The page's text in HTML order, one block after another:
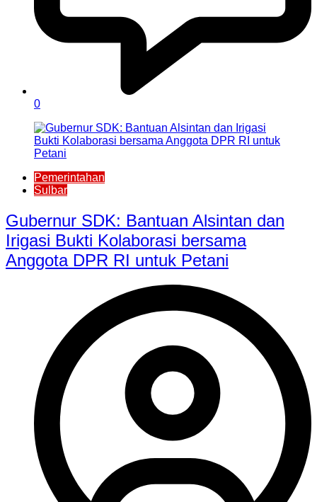
0
Pemerintahan
Sulbar
Gubernur SDK: Bantuan Alsintan dan
Irigasi Bukti Kolaborasi bersama
Anggota DPR RI untuk Petani